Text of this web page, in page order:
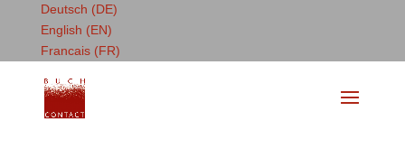
Deutsch (DE)
English (EN)
Francais (FR)